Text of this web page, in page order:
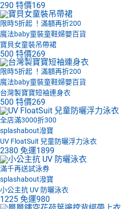
290 特價169
限時5折起 ！滿額再折200
魔法baby童裝童鞋婦嬰百貨
寶貝女童裝吊帶裙
500 特價269
限時5折起 ！滿額再折200
魔法baby童裝童鞋婦嬰百貨
台灣製寶寶短袖連身衣
500 特價269
全店滿3000折300
splashabout潑寶
UV FloatSuit 兒童防曬浮力泳衣
2380 免運1899
滿千再送試泳券
splashabout潑寶
小公主抗 UV 防曬泳衣
1225 免運980